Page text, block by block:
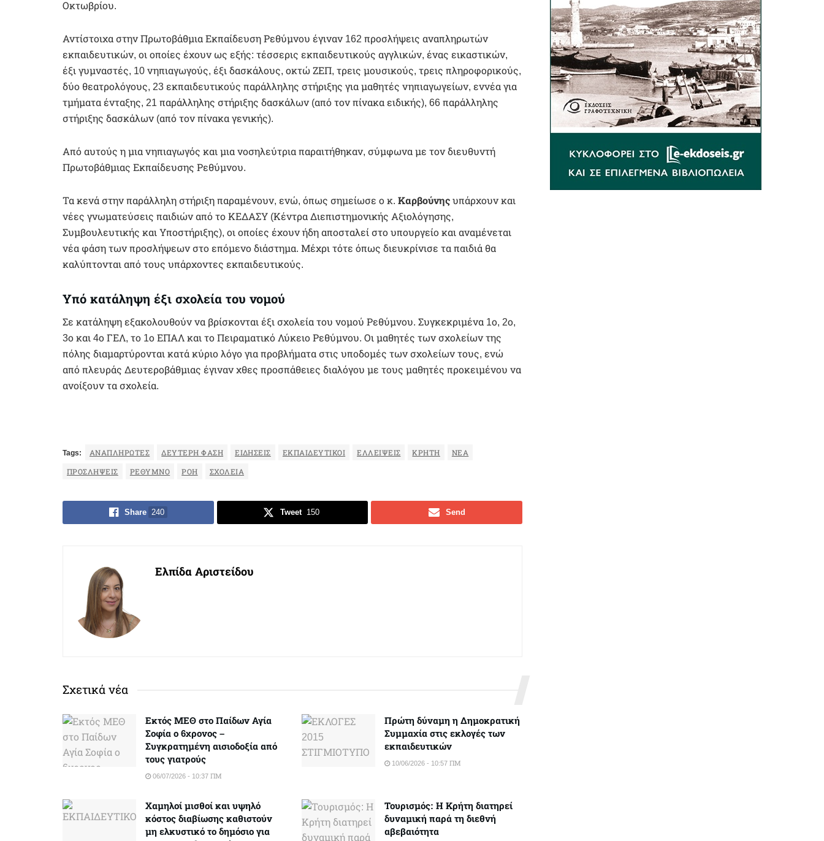
Οκτωβρίου.
Αντίστοιχα στην Πρωτοβάθμια Εκπαίδευση Ρεθύμνου έγιναν 162 προσλήψεις αναπληρωτών
εκπαιδευτικών, οι οποίες έχουν ως εξής: τέσσερις εκπαιδευτικούς αγγλικών, ένας εικαστικών,
έξι γυμναστές, 10 νηπιαγωγούς, έξι δασκάλους, οκτώ ΖΕΠ, τρεις μουσικούς, τρεις πληροφορικούς,
δύο θεατρολόγους, 23 εκπαιδευτικούς παράλληλης στήριξης για μαθητές νηπιαγωγείων, εννέα για
τμήματα ένταξης, 21 παράλληλης στήριξης δασκάλων (από τον πίνακα ειδικής), 66 παράλληλης
στήριξης δασκάλων (από τον πίνακα γενικής).
Από αυτούς η μια νηπιαγωγός και μια νοσηλεύτρια παραιτήθηκαν, σύμφωνα με τον διευθυντή
Πρωτοβάθμιας Εκπαίδευσης Ρεθύμνου.
Τα κενά στην παράλληλη στήριξη παραμένουν, ενώ, όπως σημείωσε ο κ. Καρβούνης υπάρχουν και
νέες γνωματεύσεις παιδιών από το ΚΕΔΑΣΥ (Κέντρα Διεπιστημονικής Αξιολόγησης,
Συμβουλευτικής και Υποστήριξης), οι οποίες έχουν ήδη αποσταλεί στο υπουργείο και αναμένεται
νέα φάση των προσλήψεων στο επόμενο διάστημα. Μέχρι τότε όπως διευκρίνισε τα παιδιά θα
καλύπτονται από τους υπάρχοντες εκπαιδευτικούς.
Υπό κατάληψη έξι σχολεία του νομού
Σε κατάληψη εξακολουθούν να βρίσκονται έξι σχολεία του νομού Ρεθύμνου. Συγκεκριμένα 1ο, 2ο,
3ο και 4ο ΓΕΛ, το 1ο ΕΠΑΛ και το Πειραματικό Λύκειο Ρεθύμνου. Οι μαθητές των σχολείων της
πόλης διαμαρτύρονται κατά κύριο λόγο για προβλήματα στις υποδομές των σχολείων τους, ενώ
από πλευράς Δευτεροβάθμιας έγιναν χθες προσπάθειες διαλόγου με τους μαθητές προκειμένου να
ανοίξουν τα σχολεία.
Tags: ΑΝΑΠΛΗΡΩΤΈΣ ΔΕΎΤΕΡΗ ΦΆΣΗ ΕΙΔΉΣΕΙΣ ΕΚΠΑΙΔΕΥΤΙΚΟΊ ΕΛΛΕΊΨΕΙΣ ΚΡΉΤΗ ΝΈΑ
ΠΡΟΣΛΉΨΕΙΣ ΡΕΘΥΜΝΟ ΡΟΉ ΣΧΟΛΕΊΑ
Share 240 Tweet 150 Send
Ελπίδα Αριστείδου
Σχετικά νέα
Εκτός ΜΕΘ στο Παίδων Αγία
Σοφία ο 6χρονος –
Συγκρατημένη αισιοδοξία από
τους γιατρούς
06/07/2026 - 10:37 ΠΜ
Πρώτη δύναμη η Δημοκρατική
Συμμαχία στις εκλογές των
εκπαιδευτικών
10/06/2026 - 10:57 ΠΜ
Χαμηλοί μισθοί και υψηλό
κόστος διαβίωσης καθιστούν
μη ελκυστικό το δημόσιο για
Τουρισμός: Η Κρήτη διατηρεί
δυναμική παρά τη διεθνή
αβεβαιότητα